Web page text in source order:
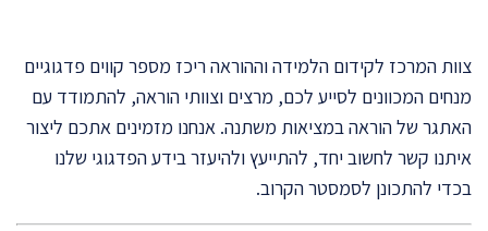
צוות המרכז לקידום הלמידה וההוראה ריכז מספר קווים פדגוגיים
מנחים המכוונים לסייע לכם, מרצים וצוותי הוראה, להתמודד עם
האתגר של הוראה במציאות משתנה. אנחנו מזמינים אתכם ליצור
איתנו קשר לחשוב יחד, להתייעץ ולהיעזר בידע הפדגוגי שלנו
בכדי להתכונן לסמסטר הקרוב.